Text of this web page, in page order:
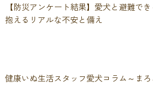
【防災アンケート結果】愛犬と避難で
抱えるリアルな不安と備え
健康いぬ生活スタッフ愛犬コラム～ま